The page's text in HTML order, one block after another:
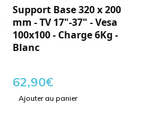
Support Base 320 x 200
mm - TV 17"-37" - Vesa
100x100 - Charge 6Kg -
Blanc
62,90€
Ajouter au panier